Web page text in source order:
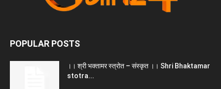
POPULAR POSTS
।। श्री भक्तामर स्त्रोत – संस्कृत ।। Shri Bhaktamar
stotra...